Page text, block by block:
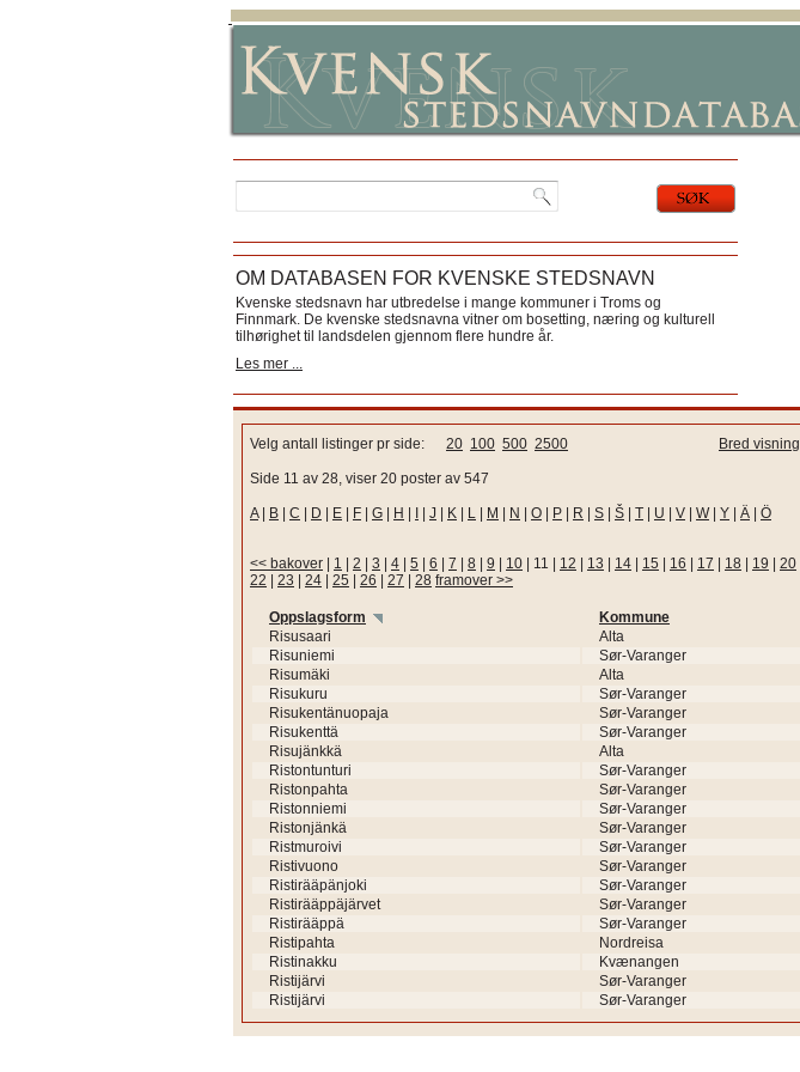
OM DATABASEN FOR KVENSKE STEDSNAVN
Kvenske stedsnavn har utbredelse i mange kommuner i Troms og
Finnmark. De kvenske stedsnavna vitner om bosetting, næring og kulturell
tilhørighet til landsdelen gjennom flere hundre år.
Les mer ...
Bred visning
Velg antall listinger pr side: 20 100 500 2500
Side 11 av 28, viser 20 poster av 547
A| B C D E F G H J K L M N O P R S Š T U V W| Y Ä Ö
<< bakover 1 2 3 4 5 6 7 8 9 10 11 12 13 14 15 16 17 18 19 20
22
23 24 25 26 27 28 framover >>
Oppslagsform
Kommune
Risusaari
Alta
Risuniemi
Sør-Varanger
Risumäki
Alta
Risukuru
Sør-Varanger
Risukentänuopaja
Sør-Varanger
Risukenttä
Sør-Varanger
Risujänkkä
Alta
Ristontunturi
Sør-Varanger
Ristonpahta
Sør-Varanger
Ristonniemi
Sør-Varanger
Ristonjänkä
Sør-Varanger
Ristmuroivi
Sør-Varanger
Ristivuono
Sør-Varanger
Ristirääpänjoki
Sør-Varanger
Ristirääppäjärvet
Sør-Varanger
Ristirääppä
Sør-Varanger
Ristipahta
Nordreisa
Ristinakku
Kvænangen
Ristijärvi
Sør-Varanger
Ristijärvi
Sør-Varanger